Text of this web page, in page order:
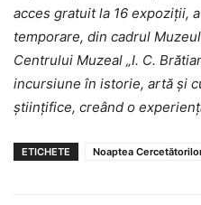
acces gratuit la 16 expoziții,
temporare, din cadrul
Centrului Muzeal „I. C.
incursiune în istorie, artă și
științifice, creând o
ETICHETE Noaptea